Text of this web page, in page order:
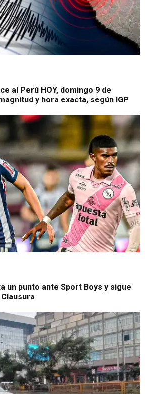
al Perú HOY, domingo 9 de
y hora exacta, según IGP
un punto ante Sport Boys y sigue